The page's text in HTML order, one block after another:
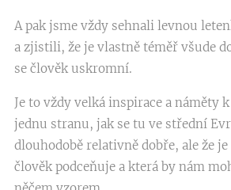
A pak jsme vždy sehnali levnou
a zjistili, že je vlastně téměř všude
se člověk uskromní.
Je to vždy velká inspirace a náměty
jednu stranu, jak se tu ve střední
dlouhodobě relativně dobře, ale že
člověk podceňuje a která by nám